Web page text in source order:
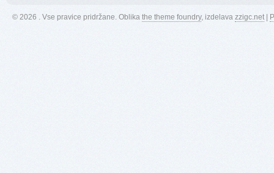
© 2026 . Vse pravice pridržane. Oblika the theme foundry, izdelava zzigc.net|